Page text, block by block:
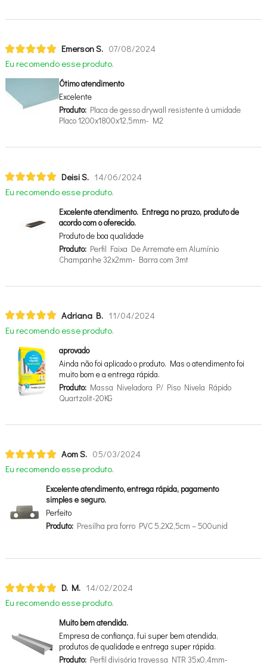
Emerson S. 07/08/2024
Eu recomendo esse produto.
Ótimo atendimento
Excelente
Produto:Placa de gesso drywall resistente á umidade
Placo 1200x1800x12,5mm- M2
Deisi S. 14/06/2024
Eu recomendo esse produto.
Excelente atendimento. Entrega no prazo, produto de
acordo com o oferecido.
Produto de boa qualidade
Produto:Perfil Faixa De Arremate em Alumínio
Champanhe 32x2mm- Barra com 3mt
Adriana B. 11/04/2024
Eu recomendo esse produto.
aprovado
Ainda não foi aplicado o produto. Mas o atendimento foi
muito bom e a entrega rápida.
Produto:Massa Niveladora P/ Piso Nivela Rápido
Quartzolit-20KG
Aom S. 05/03/2024
Eu recomendo esse produto.
Excelente atendimento, entrega rápida, pagamento
simples e seguro.
Perfeito
Produto:Presilha pra forro PVC 5,2X2,5cm – 500unid
D. M. 14/02/2024
Eu recomendo esse produto.
Muito bem atendida.
Empresa de confiança, fui super bem atendida,
produtos de qualidade e entrega super rápida.
Produto:Perfil divisória travessa NTR 35x0,4mm-